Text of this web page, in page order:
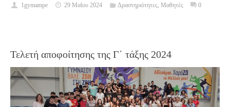
1gymampe 29 Μαΐου 2024 Δραστηριότητες, Μαθητές 0
Τελετή αποφοίτησης της Γ΄ τάξης 2024